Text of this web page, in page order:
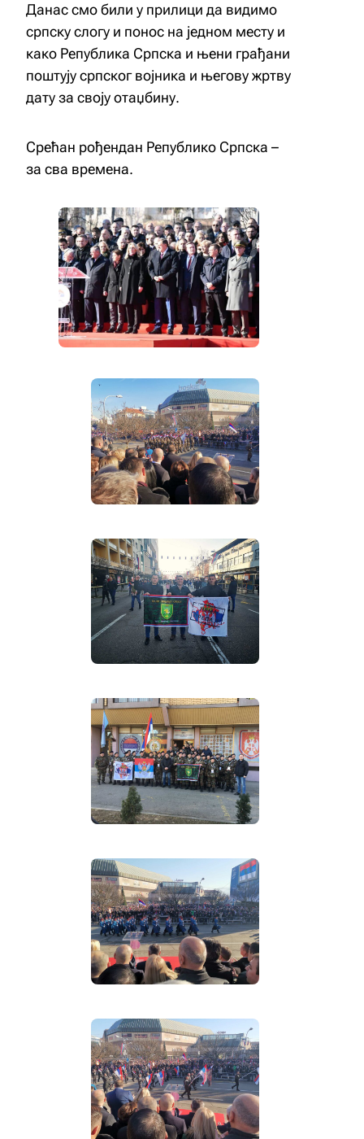
Данас смо били у прилици да видимо
српску слогу и понос на једном месту и
како Република Српска и њени грађани
поштују српског војника и његову жртву
дату за своју отаџбину.
Срећан рођендан Републико Српска –
за сва времена.